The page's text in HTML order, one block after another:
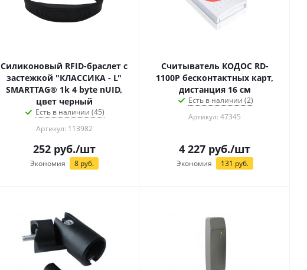
Силиконовый RFID-браслет с
застежкой "КЛАССИКА - L"
SMARTTAG® 1k 4 byte nUID,
цвет черный
Есть в наличии (45)
Артикул: 113982
252руб./шт
Экономия 8руб.
Считыватель КОДОС RD-
1100P бесконтактных карт,
дистанция 16 см
Есть в наличии (2)
Артикул: 47345
4 227 руб./шт
Экономия 131 руб.